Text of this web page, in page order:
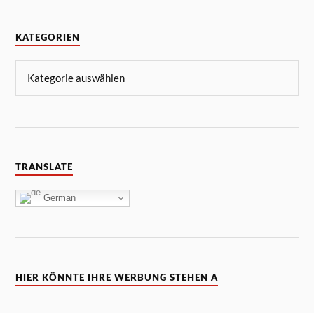
KATEGORIEN
TRANSLATE
German
HIER KÖNNTE IHRE WERBUNG STEHEN A